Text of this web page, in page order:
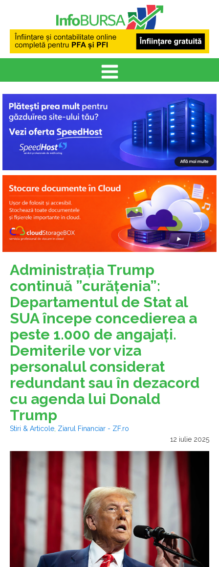
Administraţia Trump
continuă ”curăţenia”:
Departamentul de Stat al
SUA începe concedierea a
peste 1.000 de angajaţi.
Demiterile vor viza
personalul considerat
redundant sau în dezacord
cu agenda lui Donald
Trump
Stiri & Articole Ziarul Financiar - ZF.ro
12 iulie 2025